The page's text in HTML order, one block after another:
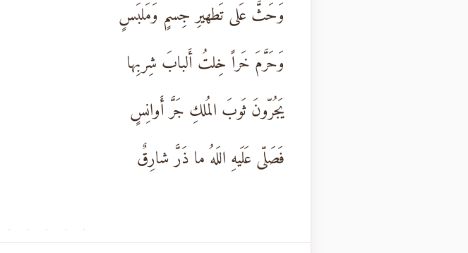
وَحَثَّ عَلى تَطهيرِ جِسمٍ وَمَلبَسٍ
وَحَرَّمَ خَراً خِلتُ أَلبابَ شِربِها
يَجُرّونَ ثَوبَ المُلكِ جَرَّ أَوانِسٍ
فَصَلّى عَلَيهِ اللَهُ ما ذَرَّ شارِقٌ
· · · · ·